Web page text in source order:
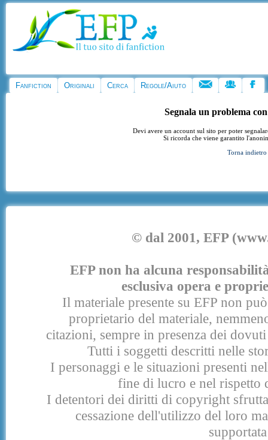
Fanfiction Originali Cerca Regole/Aiuto
Segnala un problema
Devi avere un account sul sito per poter
Si ricorda che viene garantito
Torna indietro
© dal 2001, EFP
EFP non ha alcuna
esclusiva opera e
Il materiale presente su EFP non
proprietario del materiale,
citazioni, sempre in presenza dei
Tutti i soggetti descritti nelle
I personaggi e le situazioni presenti
fine di lucro e nel rispetto
I detentori dei diritti di copyright
cessazione dell'utilizzo del loro